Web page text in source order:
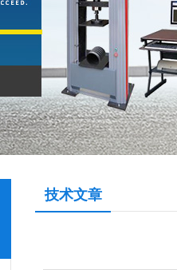
技术文章